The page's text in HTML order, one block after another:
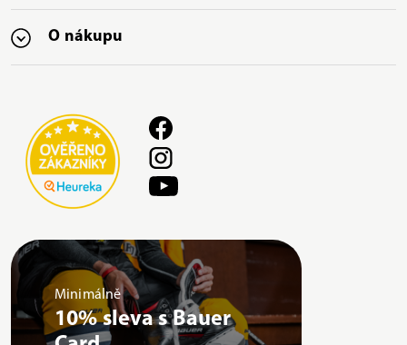
O nákupu
Minimálně
10% sleva s Bauer